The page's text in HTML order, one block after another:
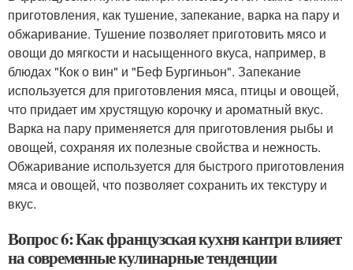
приготовления, как тушение, запекание, варка на пару и
обжаривание. Тушение позволяет приготовить мясо и
овощи до мягкости и насыщенного вкуса, например, в
блюдах "Кок о вин" и "Беф Бургиньон". Запекание
используется для приготовления мяса, птицы и овощей,
что придает им хрустящую корочку и ароматный вкус.
Варка на пару применяется для приготовления рыбы и
овощей, сохраняя их полезные свойства и нежность.
Обжаривание используется для быстрого приготовления
мяса и овощей, что позволяет сохранить их текстуру и
вкус.
Вопрос 6: Как французская кухня кантри влияет
на современные кулинарные тенденции